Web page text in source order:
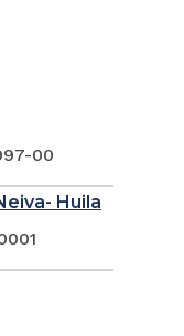
00
Huila